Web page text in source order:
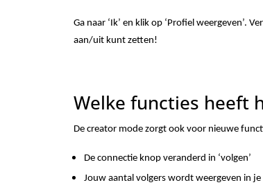
Ga naar ‘Ik’ en klik op ‘Profiel weergeven’.
aan/uit kunt zetten!
Welke functies heeft
De creator mode zorgt ook voor nieuwe
De connectie knop veranderd in ‘volgen’
Jouw aantal volgers wordt weergeven in